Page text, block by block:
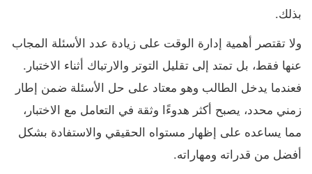
بذلك.
ولا تقتصر أهمية إدارة الوقت على زيادة عدد الأسئلة المجاب
عنها فقط، بل تمتد إلى تقليل التوتر والارتباك أثناء الاختبار.
فعندما يدخل الطالب وهو معتاد على حل الأسئلة ضمن إطار
زمني محدد، يصبح أكثر هدوءًا وثقة في التعامل مع الاختبار،
مما يساعده على إظهار مستواه الحقيقي والاستفادة بشكل
أفضل من قدراته ومهاراته.